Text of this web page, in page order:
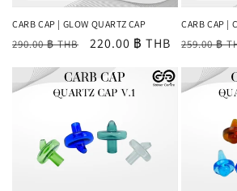
CARB CAP | GLOW QUARTZ CAP
ราคา
290.00 ฿ THB
ราคา
220.00 ฿ THB
CARB CAP |
ราคา
259.00 ฿